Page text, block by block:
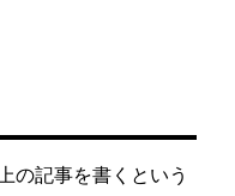
の記事を書くという